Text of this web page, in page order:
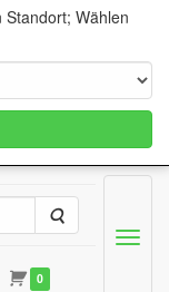
Suche
0
Menu
Wählen